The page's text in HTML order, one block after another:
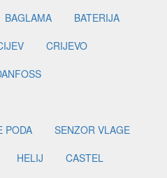
BAGLAMA
BATERIJA
CRIJEVO
PODA
SENZOR VLAGE
HELIJ
CASTEL